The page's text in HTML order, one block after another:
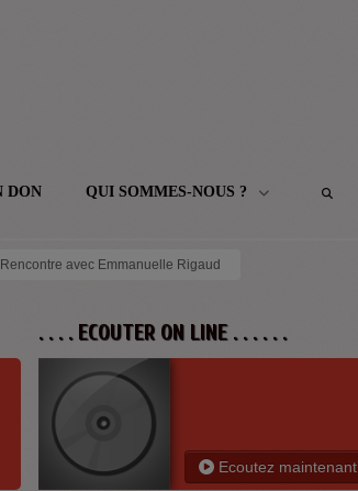
DON QUI SOMMES-NOUS ?
avec Emmanuelle Rigaud
. . . . ECOUTER ON LINE . . . . . .
Ecoutez maintenant